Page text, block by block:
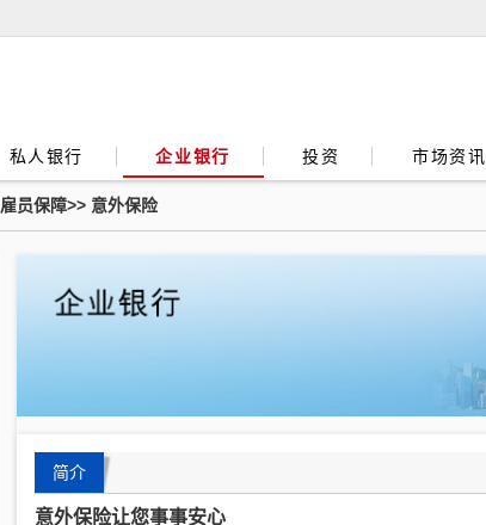
私人银行 企业银行 投资 市场资讯
雇员保障>> 意外保险
简介
意外保险让您事事安心